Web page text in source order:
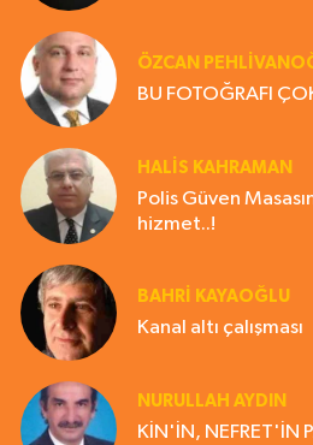
ÖZCAN
BU FOTOĞRAFI
HALIS KAHRAMAN
Polis Güven
hizmet..!
BAHRI KAYAOĞLU
Kanal altı çalışması
NURULLAH AYDIN
KİN'İN, NEFRET'İN